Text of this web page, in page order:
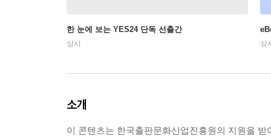
한 눈에 보는 YES24 단독 선출간
상시 상
소개
이 콘텐츠는 한국출판문화산업진흥원의 지원을 받